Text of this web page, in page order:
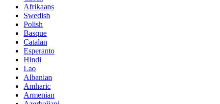
Afrikaans
Swedish
Polish
Basque
Catalan
Esperanto
Hindi
Lao
Albanian
Amharic
Armenian